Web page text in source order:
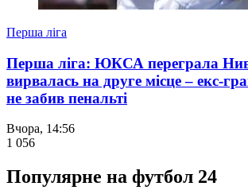
Перша ліга
Перша ліга: ЮКСА переграла
вирвалась на друге місце – екс-
не забив пенальті
Вчора, 14:56
1 056
Популярне на футбол 24